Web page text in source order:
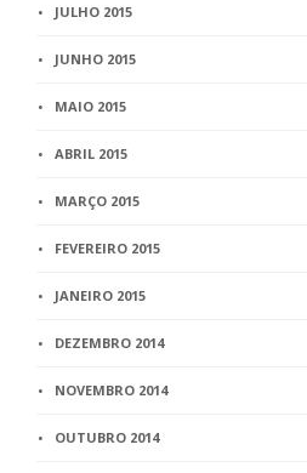
JULHO 2015
JUNHO 2015
MAIO 2015
ABRIL 2015
MARÇO 2015
FEVEREIRO 2015
JANEIRO 2015
DEZEMBRO 2014
NOVEMBRO 2014
OUTUBRO 2014